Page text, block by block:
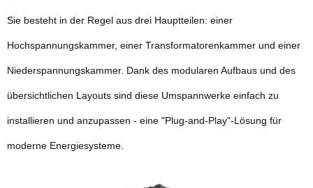
Sie besteht in der Regel aus drei Hauptteilen: einer
Hochspannungskammer, einer Transformatorenkammer und einer
Niederspannungskammer. Dank des modularen Aufbaus und des
übersichtlichen Layouts sind diese Umspannwerke einfach zu
installieren und anzupassen - eine "Plug-and-Play"-Lösung für
moderne Energiesysteme.